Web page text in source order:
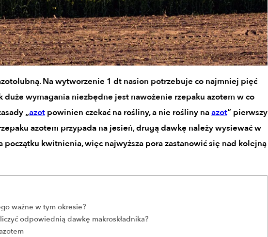
Na wytworzenie 1 dt nasion potrzebuje co najmniej pięć
duże wymagania niezbędne jest nawożenie rzepaku azotem w co
„azotpowinien czekać na rośliny, a nie rośliny naazot” pierwszy
azotem przypada na jesień, drugą dawkę należy wysiewać w
początku kwitnienia, więc najwyższa pora zastanowić się nad kolejną
ważne w tym okresie?
odpowiednią dawkę makroskładnika?